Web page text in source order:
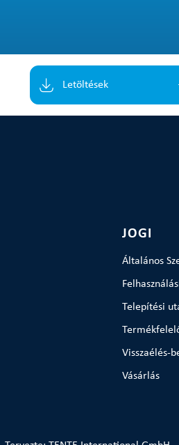
Letöltések
JOGI
Általános
Telepítési
Visszaélés-
Vásárlás